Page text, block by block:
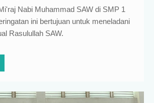
Nabi Muhammad SAW di SMP 1
ini bertujuan untuk meneladani
Rasulullah SAW.